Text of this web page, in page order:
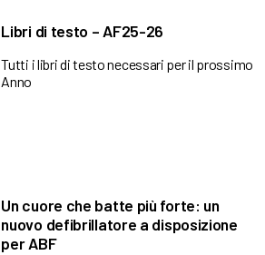
Libri di testo – AF25-26
Tutti i libri di testo necessari per il prossimo
Anno
Un cuore che batte più forte: un
nuovo defibrillatore a disposizione
per ABF